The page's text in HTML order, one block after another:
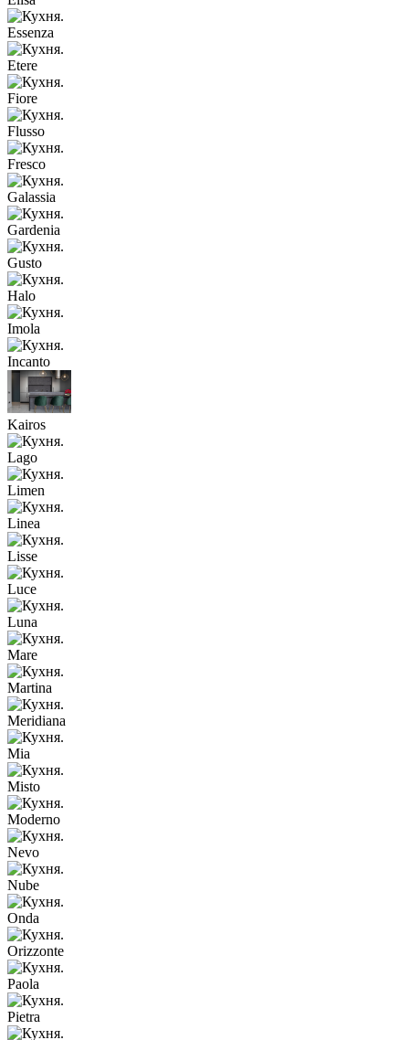
Essenza
Etere
Fiore
Flusso
Fresco
Galassia
Gardenia
Gusto
Halo
Imola
Incanto
Kairos
Lago
Limen
Linea
Lisse
Luce
Luna
Mare
Martina
Meridiana
Mia
Misto
Moderno
Nevo
Nube
Onda
Orizzonte
Paola
Pietra